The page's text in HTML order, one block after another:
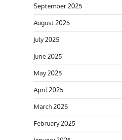
September 2025
August 2025
July 2025
June 2025
May 2025
April 2025
March 2025
February 2025